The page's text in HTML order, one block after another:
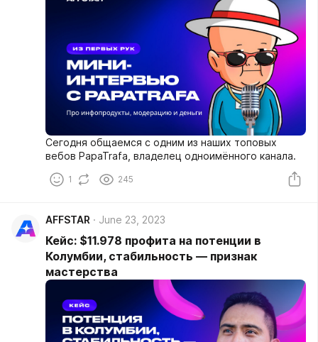
Сегодня общаемся с одним из наших топовых
вебов PapaTrafa, владелец одноимённого канала.
1 245
AFFSTAR June 23, 2023
Кейс: $11.978 профита на потенции в
Колумбии, стабильность — признак
мастерства